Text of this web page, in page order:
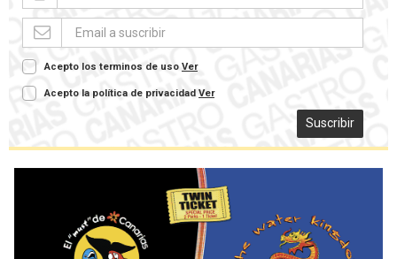
Acepto los terminos de uso Ver
Acepto la política de privacidad Ver
Suscribir